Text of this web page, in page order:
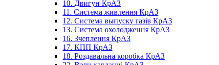
10. Двигун КрАЗ
11. Система живлення КрАЗ
12. Система выпуску газів КрАЗ
13. Система охолодження КрАЗ
16. Зчеплення КрАЗ
17. КПП КрАЗ
18. Роздавальна коробка КрАЗ